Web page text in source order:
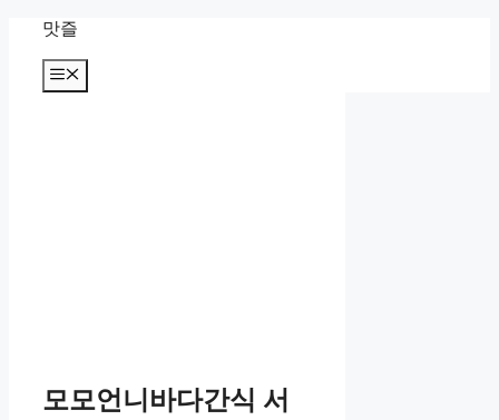
맛즐
메
뉴
모모언니바다간식 서